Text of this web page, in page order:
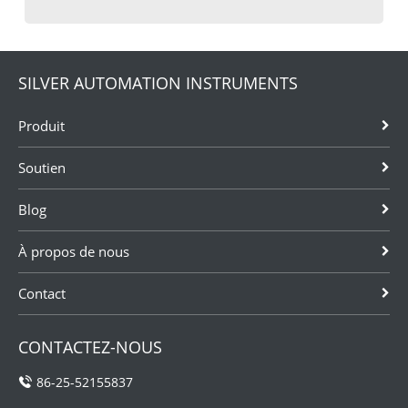
SILVER AUTOMATION INSTRUMENTS
Produit
Soutien
Blog
À propos de nous
Contact
CONTACTEZ-NOUS
86-25-52155837